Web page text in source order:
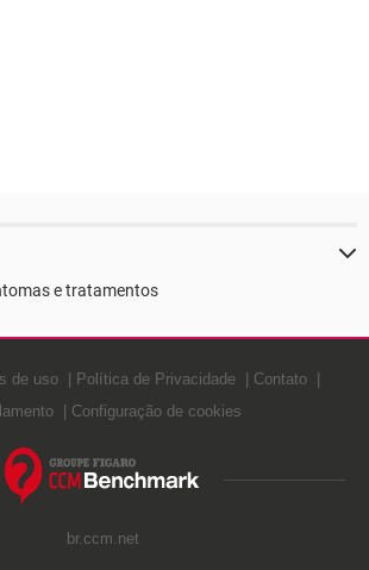
e tratamentos
de uso Política de Privacidade
Contato
Configuração de cookies
br.ccm.net